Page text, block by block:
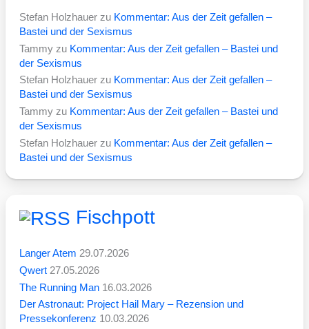
Stefan Holzhauer zu Kommentar: Aus der Zeit gefallen –
Bastei und der Sexismus
Tammy zu Kommentar: Aus der Zeit gefallen – Bastei und
der Sexismus
Stefan Holzhauer zu Kommentar: Aus der Zeit gefallen –
Bastei und der Sexismus
Tammy zu Kommentar: Aus der Zeit gefallen – Bastei und
der Sexismus
Stefan Holzhauer zu Kommentar: Aus der Zeit gefallen –
Bastei und der Sexismus
Fischpott
Langer Atem 29.07.2026
Qwert 27.05.2026
The Running Man 16.03.2026
Der Astronaut: Project Hail Mary – Rezension und
Pressekonferenz 10.03.2026